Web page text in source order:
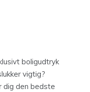
boligudtryk
vigtig?
dig den bedste